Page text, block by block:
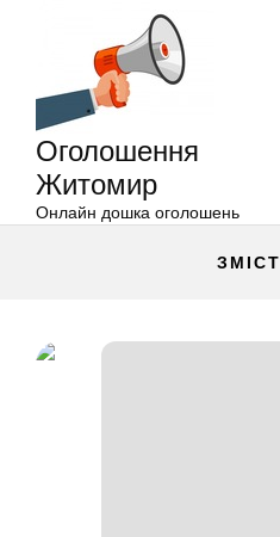
Оголошення
Житомир
Онлайн дошка оголошень
ЗМІСТ